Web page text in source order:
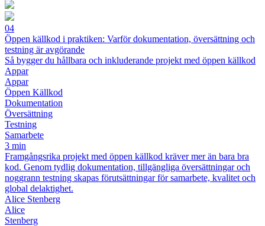
04
Öppen källkod i praktiken: Varför dokumentation, översättning och
testning är avgörande
Så bygger du hållbara och inkluderande projekt med öppen källkod
Appar
Appar
Öppen Källkod
Dokumentation
Översättning
Testning
Samarbete
3 min
Framgångsrika projekt med öppen källkod kräver mer än bara bra
kod. Genom tydlig dokumentation, tillgängliga översättningar och
noggrann testning skapas förutsättningar för samarbete, kvalitet och
global delaktighet.
Alice Stenberg
Alice
Stenberg